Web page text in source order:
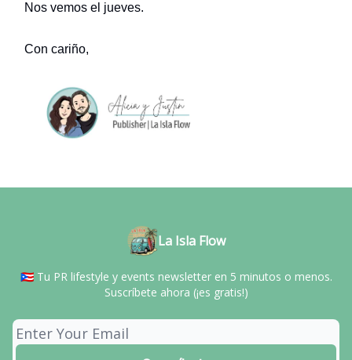
Nos vemos el jueves.
Con cariño,
La Isla Flow
🇵🇷 Tu PR lifestyle y events newsletter en 5 minutos o menos.
Suscríbete ahora (¡es gratis!)